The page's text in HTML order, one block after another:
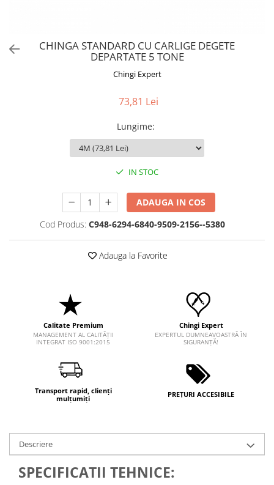
CHINGA STANDARD CU CARLIGE DEGETE
DEPARTATE 5 TONE
Chingi Expert
73,81 Lei
Lungime:
IN STOC
ADAUGA IN COS
Cod Produs: C948-6294-6840-9509-2156--5380
Adauga la Favorite
Calitate Premium
MANAGEMENT AL CALITĂȚII
INTEGRAT ISO 9001:2015
Chingi Expert
EXPERTUL DUMNEAVOASTRĂ ÎN
SIGURANȚĂ!
Transport rapid, clienți
mulțumiți
PREȚURI ACCESIBILE
Descriere
SPECIFICATII TEHNICE: